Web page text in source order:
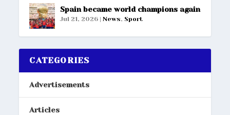
Spain became world champions again
Jul 21, 2026 |News, Sport
CATEGORIES
Advertisements
Articles